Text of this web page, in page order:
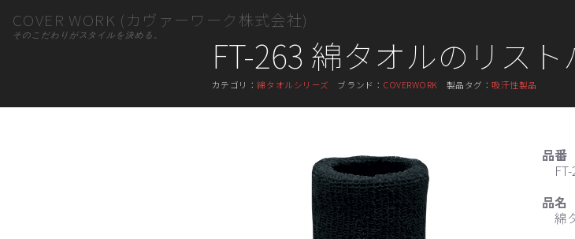
COVER WORK (カヴァーワーク株式会社)
そのこだわりがスタイルを決める。 FT-263 綿タオルのリスト
カテゴリ：綿タオルシリーズ ブランド： COVERWORK 製品タグ：吸汗性製品
品番
品名
綿